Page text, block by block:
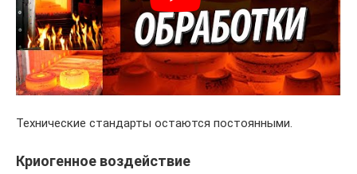
Технические стандарты остаются постоянными.
Криогенное воздействие